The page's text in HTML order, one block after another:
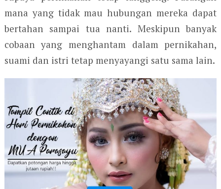
mana yang tidak mau hubungan mereka dapat
bertahan sampai tua nanti. Meskipun banyak
cobaan yang menghantam dalam pernikahan,
suami dan istri tetap menyayangi satu sama lain.